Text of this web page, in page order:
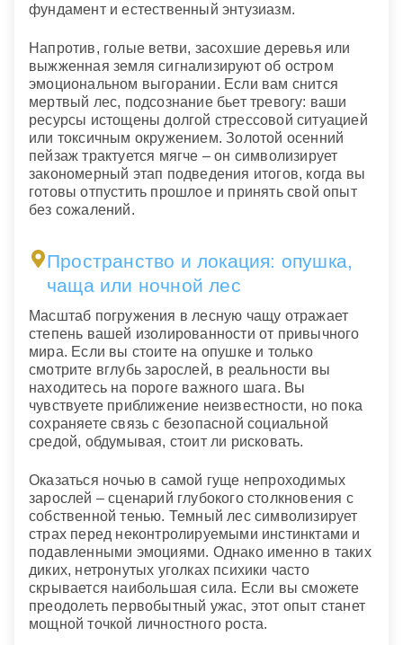
фундамент и естественный энтузиазм.
Напротив, голые ветви, засохшие деревья или
выжженная земля сигнализируют об остром
эмоциональном выгорании. Если вам снится
мертвый лес, подсознание бьет тревогу: ваши
ресурсы истощены долгой стрессовой ситуацией
или токсичным окружением. Золотой осенний
пейзаж трактуется мягче – он символизирует
закономерный этап подведения итогов, когда вы
готовы отпустить прошлое и принять свой опыт
без сожалений.
Пространство и локация: опушка,
чаща или ночной лес
Масштаб погружения в лесную чащу отражает
степень вашей изолированности от привычного
мира. Если вы стоите на опушке и только
смотрите вглубь зарослей, в реальности вы
находитесь на пороге важного шага. Вы
чувствуете приближение неизвестности, но пока
сохраняете связь с безопасной социальной
средой, обдумывая, стоит ли рисковать.
Оказаться ночью в самой гуще непроходимых
зарослей – сценарий глубокого столкновения с
собственной тенью. Темный лес символизирует
страх перед неконтролируемыми инстинктами и
подавленными эмоциями. Однако именно в таких
диких, нетронутых уголках психики часто
скрывается наибольшая сила. Если вы сможете
преодолеть первобытный ужас, этот опыт станет
мощной точкой личностного роста.